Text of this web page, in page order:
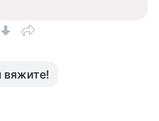
вяжите!